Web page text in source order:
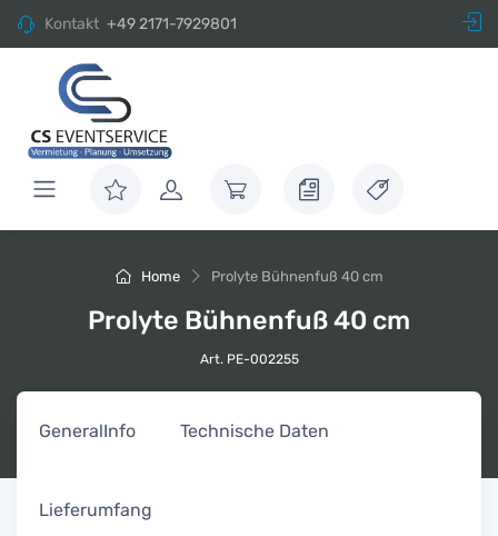
Kontakt +49 2171-7929801
Home Prolyte Bühnenfuß 40 cm
Prolyte Bühnenfuß 40 cm
Art. PE-002255
GeneralInfo Technische Daten
Lieferumfang